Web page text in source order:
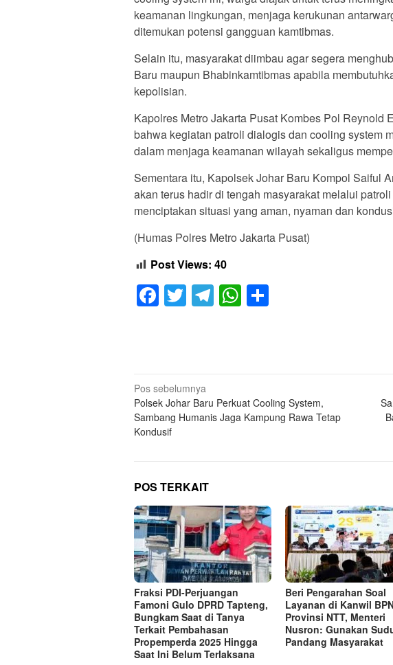
keamanan lingkungan, menjaga kerukunan
ditemukan potensi gangguan kamtibmas.
Selain itu, masyarakat diimbau agar segera
Baru maupun Bhabinkamtibmas apabila
kepolisian.
Kapolres Metro Jakarta Pusat Kombes Pol Reynold
bahwa kegiatan patroli dialogis dan cooling system
dalam menjaga keamanan wilayah sekaligus
Sementara itu, Kapolsek Johar Baru Kompol Saiful
akan terus hadir di tengah masyarakat melalui
menciptakan situasi yang aman, nyaman dan
(Humas Polres Metro Jakarta Pusat)
Post Views: 40
Facebook
TwitterTelegram
WhatsApp
Navigasi
pos
Pos sebelumnya
Polsek Johar Baru Perkuat Cooling System,
Sambang Humanis Jaga Kampung Rawa Tetap
Kondusif
POS TERKAIT
Fraksi PDI-Perjuangan
Famoni Gulo DPRD Tapteng,
Bungkam Saat di Tanya
Terkait Pembahasan
Propemperda 2025 Hingga
Saat Ini Belum Terlaksana
Beri Pengarahan Soal
Layanan di Kanwil
Provinsi NTT, Menteri
Nusron: Gunakan
Pandang Masyarakat